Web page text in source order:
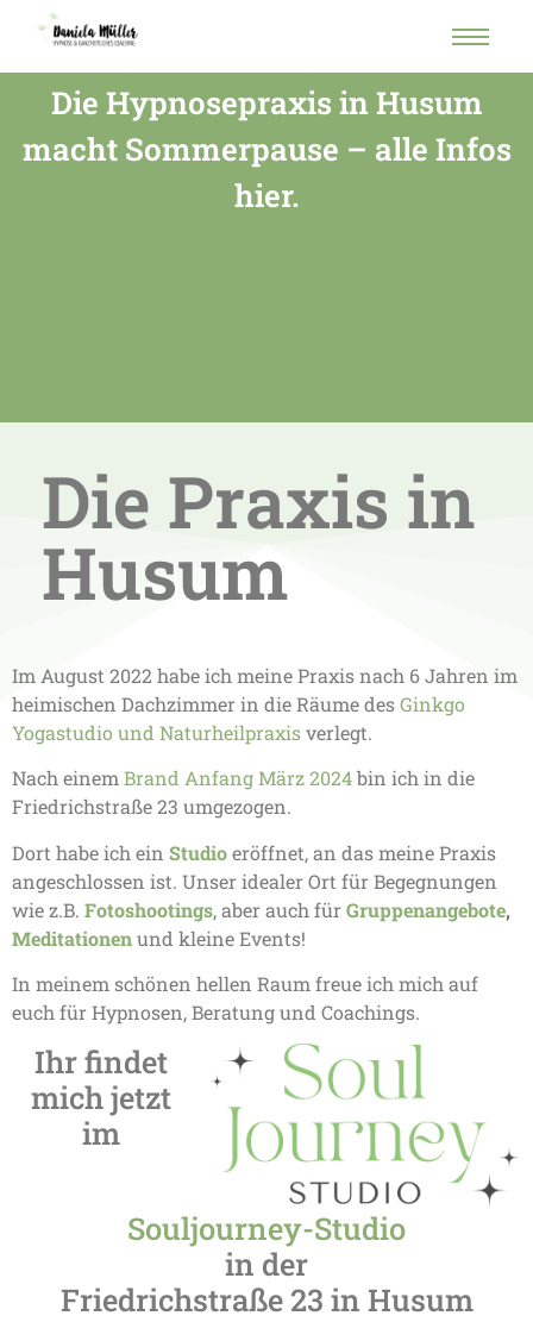
Die Hypnosepraxis in Husum
macht Sommerpause – alle Infos
hier.
Die Praxis in
Husum
Im August 2022 habe ich meine Praxis nach 6 Jahren im
heimischen Dachzimmer in die Räume desGinkgo
Yogastudio und Naturheilpraxisverlegt.
Nach einemBrand Anfang März 2024bin ich in die
Friedrichstraße 23 umgezogen.
Dort habe ich ein Studioeröffnet, an das meine Praxis
angeschlossen ist. Unser idealer Ort für Begegnungen
wie z.B. Fotoshootings, aber auch für Gruppenangebote,
Meditationenund kleine Events!
In meinem schönen hellen Raum freue ich mich auf
euch für Hypnosen, Beratung und Coachings.
Ihr findet
mich jetzt
im
Souljourney-Studio
in der
Friedrichstraße 23 in Husum